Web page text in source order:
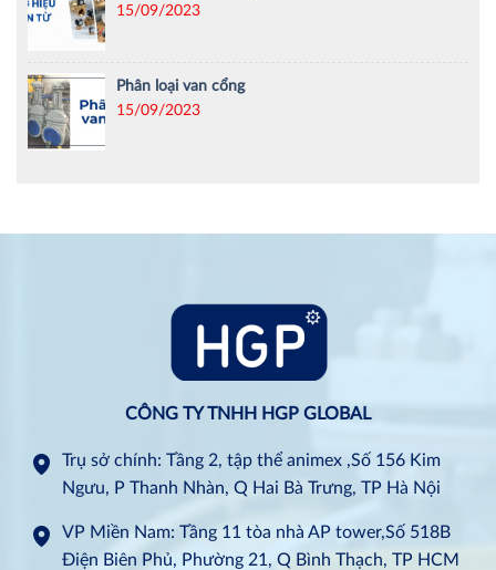
15/09/2023
Phân loại van cổng
15/09/2023
CÔNG TY TNHH HGP GLOBAL
Trụ sở chính: Tầng 2, tập thể animex ,Số 156 Kim
Ngưu, P Thanh Nhàn, Q Hai Bà Trưng, TP Hà Nội
VP Miền Nam: Tầng 11 tòa nhà AP tower,Số 518B
Điện Biên Phủ, Phường 21, Q Bình Thạch, TP HCM